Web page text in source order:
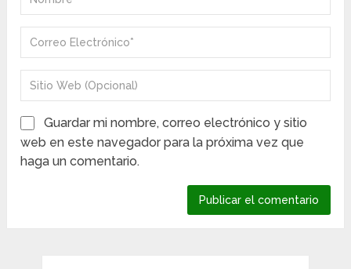
Guardar mi nombre, correo electrónico y sitio
web en este navegador para la próxima vez que
haga un comentario.